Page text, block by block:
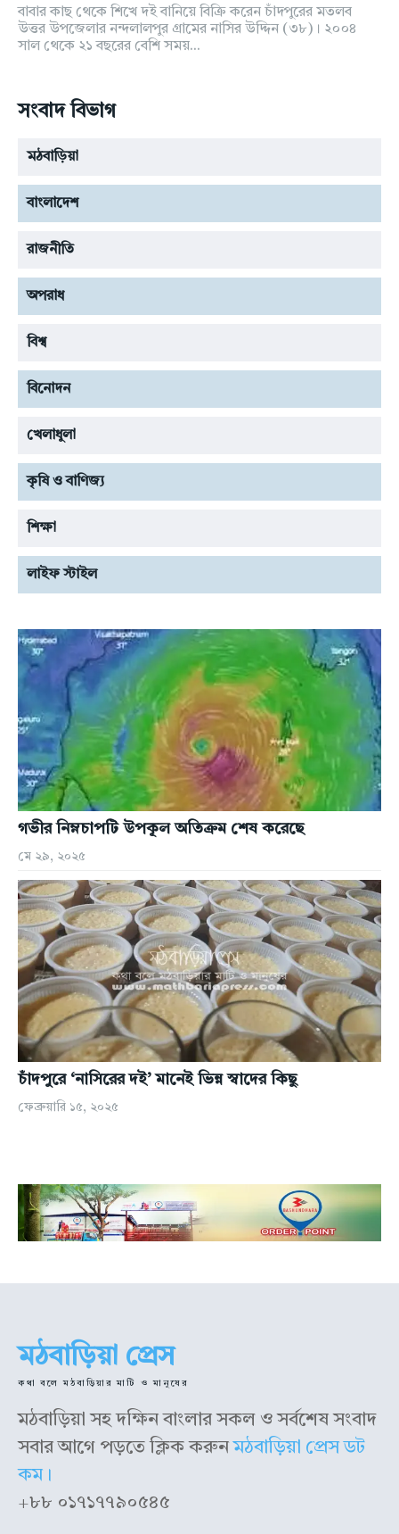
বাবার কাছ থেকে শিখে দই বানিয়ে বিক্রি করেন চাঁদপুরের মতলব
উত্তর উপজেলার নন্দলালপুর গ্রামের নাসির উদ্দিন (৩৮)। ২০০৪
সাল থেকে ২১ বছরের বেশি সময়...
সংবাদ বিভাগ
মঠবাড়িয়া
বাংলাদেশ
রাজনীতি
অপরাধ
বিশ্ব
বিনোদন
খেলাধুলা
কৃষি ও বাণিজ্য
শিক্ষা
লাইফ স্টাইল
গভীর নিম্নচাপটি উপকূল অতিক্রম শেষ করেছে
মে ২৯, ২০২৫
চাঁদপুরে ‘নাসিরের দই’ মানেই ভিন্ন স্বাদের কিছু
ফেব্রুয়ারি ১৫, ২০২৫
মঠবাড়িয়া প্রেস
কথা বলে মঠবাড়িয়ার মাটি ও মানুষের
মঠবাড়িয়া সহ দক্ষিন বাংলার সকল ও সর্বশেষ সংবাদ
সবার আগে পড়তে ক্লিক করুনমঠবাড়িয়া প্রেস ডট
কম।
+৮৮ ০১৭১৭৭৯০৫৪৫